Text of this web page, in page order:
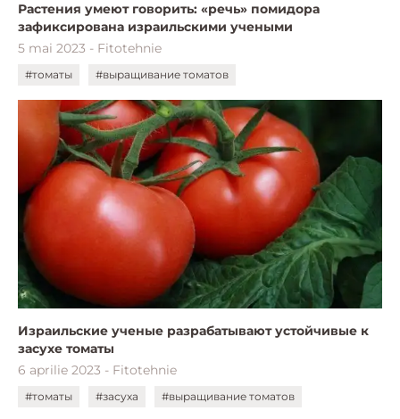
Растения умеют говорить: «речь» помидора
зафиксирована израильскими учеными
5 mai 2023 - Fitotehnie
#томаты #выращивание томатов
Израильские ученые разрабатывают устойчивые к
засухе томаты
6 aprilie 2023 - Fitotehnie
#томаты #засуха #выращивание томатов